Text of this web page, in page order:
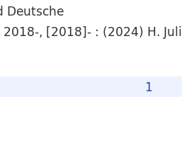
Deutsche
, [2018]- : (2024) H. Juli
1